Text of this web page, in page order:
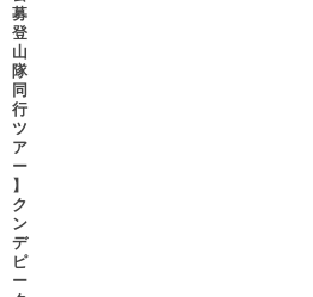
募
登
山
隊
同
行
ツ
ア
ー
】
ク
ン
デ
ピ
ー